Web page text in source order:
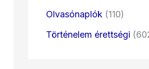
Olvasónaplók (110)
Történelem érettségi